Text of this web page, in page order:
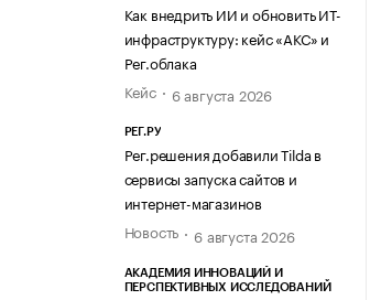
Как внедрить ИИ и обновить ИТ-
инфраструктуру: кейс «АКС» и
Рег.облака
Кейс
6 августа 2026
РЕГ.РУ
Рег.решения добавили Tilda в
сервисы запуска сайтов и
интернет-магазинов
Новость
6 августа 2026
АКАДЕМИЯ ИННОВАЦИЙ И
ПЕРСПЕКТИВНЫХ ИССЛЕДОВАНИЙ